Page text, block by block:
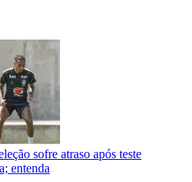
sofre atraso após teste
entenda